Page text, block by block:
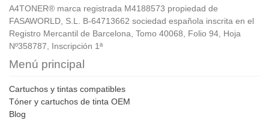
A4TONER® marca registrada M4188573 propiedad de
FASAWORLD, S.L. B-64713662 sociedad española inscrita en el
Registro Mercantil de Barcelona, Tomo 40068, Folio 94, Hoja
Nº358787, Inscripción 1ª
Menú principal
Cartuchos y tintas compatibles
Tóner y cartuchos de tinta OEM
Blog